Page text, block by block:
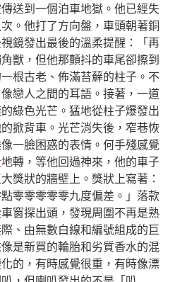
送到一個泊車地獄。他已經失
。他打了方向盤，車頭朝著銅
鏡發出最後的溫柔提醒：「再
獸，但他那顫抖的車尾卻擦到
根古老、佈滿苔蘚的柱子。不
戀人之間的耳語。接著，一道
綠色光芒。猛地從柱子爆發出
掀背車。光芒消失後，窄巷恢
一臉困惑的表情。何手殘感覺
地轉，等他回過神來，他的車子
獎狀的牆壁上。獎狀上寫著：
零零零零零九度偏差。」落款
窗探出頭，發現周圍不再是熟
、由無數白線和編號組成的巨
是新買的輪胎和劣質香水的混
的，有時感覺很重，有時像漂